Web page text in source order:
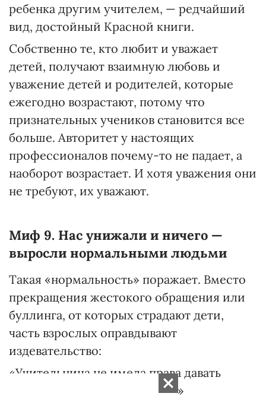
ребенка другим учителем, — редчайший
вид, достойный Красной книги.
Собственно те, кто любит и уважает
детей, получают взаимную любовь и
уважение детей и родителей, которые
ежегодно возрастают, потому что
признательных учеников становится все
больше. Авторитет у настоящих
профессионалов почему-то не падает, а
наоборот возрастает. И хотя уважения они
не требуют, их уважают.
Миф 9. Нас унижали и ничего —
выросли нормальными людьми
Такая «нормальность» поражает. Вместо
прекращения жестокого обращения или
буллинга, от которых страдают дети,
часть взрослых оправдывают
издевательство:
«Учительница не имела права давать
ребенку подзатыльники, но...»